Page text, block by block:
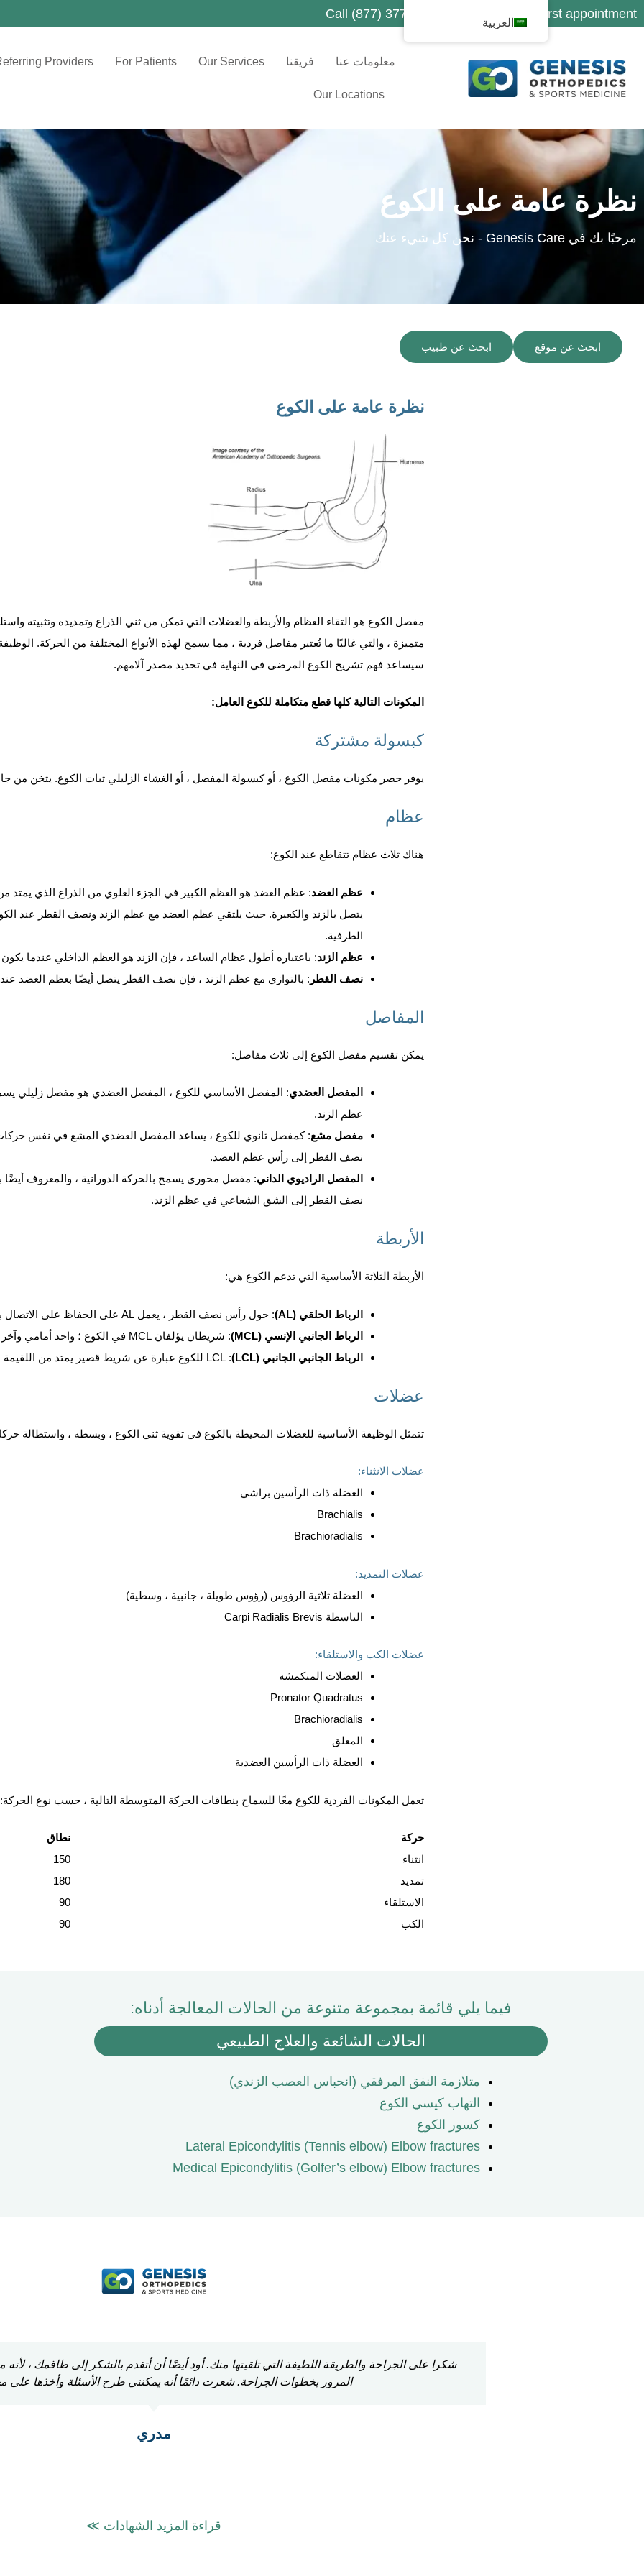
Call (877) 377-1188 to schedule your first appointment
معلومات عنا فريقنا Our Services
For Patients
Providers
Our Locations
نظرة عامة على الكوع
مرحبًا بك في Genesis Care - نحن كل شيء عنك
ابحث عن موقع ابحث عن طبيب
نظرة عامة على الكوع
مفصل الكوع هو التقاء العظام والأربطة والعضلات التي تمكن من ثني الذراع وتمديده وتثبيته
متميزة ، والتي غالبًا ما تُعتبر مفاصل فردية ، مما يسمح لهذه الأنواع المختلفة من الحركة.
سيساعد فهم تشريح الكوع المرضى في النهاية في تحديد مصدر آلامهم.
المكونات التالية كلها قطع متكاملة للكوع العامل:
كبسولة مشتركة
يوفر حصر مكونات مفصل الكوع ، أو كبسولة المفصل ، أو الغشاء الزليلي ثبات الكوع. يثخن من
عظام
هناك ثلاث عظام تتقاطع عند الكوع:
عظم العضد: عظم العضد هو العظم الكبير في الجزء العلوي من الذراع الذي
يتصل بالزند والكعبرة. حيث يلتقي عظم العضد مع عظم الزند ونصف القطر عند
الطرفية.
عظم الزند: باعتباره أطول عظام الساعد ، فإن الزند هو العظم الداخلي عندما
نصف القطر : بالتوازي مع عظم الزند ، فإن نصف القطر يتصل أيضًا بعظم العضد
المفاصل
يمكن تقسيم مفصل الكوع إلى ثلاث مفاصل:
المفصل العضدي: المفصل الأساسي للكوع ، المفصل العضدي هو مفصل زليلي
عظم الزند.
مفصل مشع: كمفصل ثانوي للكوع ، يساعد المفصل العضدي المشع في نفس
نصف القطر إلى رأس عظم العضد.
المفصل الراديوي الداني: مفصل محوري يسمح بالحركة الدورانية ، والمعروف
نصف القطر إلى الشق الشعاعي في عظم الزند.
الأربطة
الأربطة الثلاثة الأساسية التي تدعم الكوع هي:
الرباط الحلقي (AL)
: حول رأس نصف القطر ، يعمل AL على الحفاظ على الاتصال بين عظام نصف القطر وعظام العضد.
الرباط الجانبي الإنسي (MCL)
: شريطان يؤلفان MCL في الكوع ؛ واحد أمامي وآخر خلفي ، كلاهما يبدأ في اللقيمة الإنسية ويلتصقان بالزند.
الرباط الجانبي الجانبي (LCL)
: LCL للكوع عبارة عن شريط قصير يمتد من اللقيمة الوحشية إلى الرباط الحلقي.
عضلات
تتمثل الوظيفة الأساسية للعضلات المحيطة بالكوع في تقوية ثني الكوع ، وبسطه ، واستطالة
عضلات الانثناء:
العضلة ذات الرأسين براشي
Brachialis
Brachioradialis
عضلات التمديد:
العضلة ثلاثية الرؤوس (رؤوس طويلة ، جانبية ، وسطية)
الباسطة Carpi Radialis Brevis
عضلات الكب والاستلقاء:
العضلات المنكمشه
Pronator Quadratus
Brachioradialis
المعلق
العضلة ذات الرأسين العضدية
تعمل المكونات الفردية للكوع معًا للسماح بنطاقات الحركة المتوسطة التالية ، حسب نوع الحركة:
حركة
نطاق
انثناء
150
تمديد
180
الاستلقاء
90
الكب
90
فيما يلي قائمة بمجموعة متنوعة من الحالات المعالجة أدناه:
الحالات الشائعة والعلاج الطبيعي
متلازمة النفق المرفقي (انحباس العصب الزندي)
التهاب كيسي الكوع
كسور الكوع
Lateral Epicondylitis (Tennis elbow) Elbow fractures
Medical Epicondylitis (Golfer’s elbow) Elbow fractures
شكرا على الجراحة والطريقة اللطيفة التي تلقيتها منك. أود أيضًا أن أتقدم بالشكر إلى طاقمك ،
المرور بخطوات الجراحة. شعرت دائمًا أنه يمكنني طرح الأسئلة وأخذها على
مدري
قراءة المزيد الشهادات ≫
العربية